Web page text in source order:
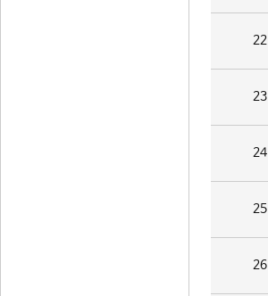
22
23
24
25
26